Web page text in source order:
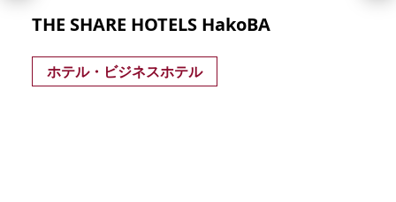
THE SHARE HOTELS HakoBA
ホテル・ビジネスホテル